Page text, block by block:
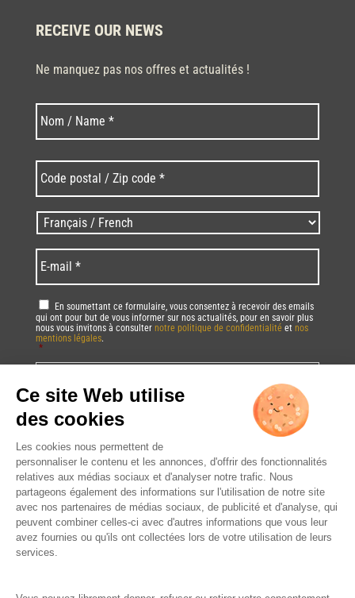
RECEIVE OUR NEWS
Ne manquez pas nos offres et actualités !
Nom * Last
postal
/
Zip
code
* *
Langues
/
Language *
mail *
RGPD *
En soumettant ce formulaire, vous consentez à recevoir des emails
qui ont pour but de vous informer sur nos actualités, pour en savoir plus
nous vous invitons à consulter notre politique de confidentialité et nos
mentions légales.
*
CAPTCHA